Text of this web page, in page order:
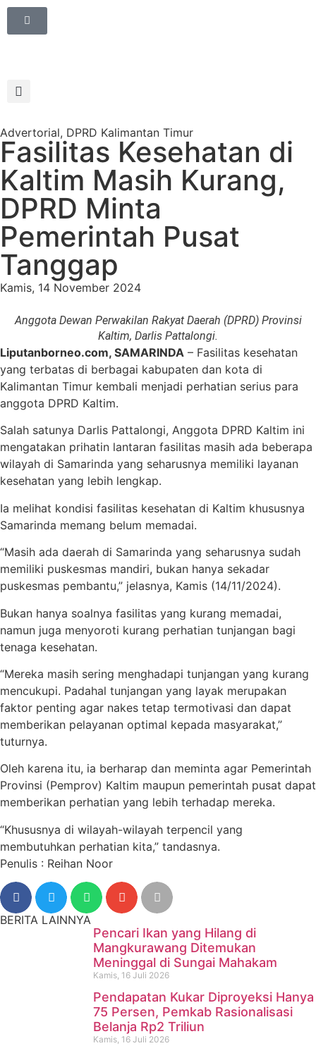
Advertorial, DPRD Kalimantan Timur
Fasilitas Kesehatan di
Kaltim Masih Kurang,
DPRD Minta
Pemerintah Pusat
Tanggap
Kamis, 14 November 2024
Anggota Dewan Perwakilan Rakyat Daerah (DPRD) Provinsi
Kaltim, Darlis Pattalongi.
Liputanborneo.com, SAMARINDA – Fasilitas kesehatan
yang terbatas di berbagai kabupaten dan kota di
Kalimantan Timur kembali menjadi perhatian serius para
anggota DPRD Kaltim.
Salah satunya Darlis Pattalongi, Anggota DPRD Kaltim ini
mengatakan prihatin lantaran fasilitas masih ada beberapa
wilayah di Samarinda yang seharusnya memiliki layanan
kesehatan yang lebih lengkap.
Ia melihat kondisi fasilitas kesehatan di Kaltim khususnya
Samarinda memang belum memadai.
“Masih ada daerah di Samarinda yang seharusnya sudah
memiliki puskesmas mandiri, bukan hanya sekadar
puskesmas pembantu,” jelasnya, Kamis (14/11/2024).
Bukan hanya soalnya fasilitas yang kurang memadai,
namun juga menyoroti kurang perhatian tunjangan bagi
tenaga kesehatan.
“Mereka masih sering menghadapi tunjangan yang kurang
mencukupi. Padahal tunjangan yang layak merupakan
faktor penting agar nakes tetap termotivasi dan dapat
memberikan pelayanan optimal kepada masyarakat,”
tuturnya.
Oleh karena itu, ia berharap dan meminta agar Pemerintah
Provinsi (Pemprov) Kaltim maupun pemerintah pusat dapat
memberikan perhatian yang lebih terhadap mereka.
“Khususnya di wilayah-wilayah terpencil yang
membutuhkan perhatian kita,” tandasnya.
Penulis : Reihan Noor
BERITA LAINNYA
Pencari Ikan yang Hilang di
Mangkurawang Ditemukan
Meninggal di Sungai Mahakam
Kamis, 16 Juli 2026
Pendapatan Kukar Diproyeksi Hanya
75 Persen, Pemkab Rasionalisasi
Belanja Rp2 Triliun
Kamis, 16 Juli 2026